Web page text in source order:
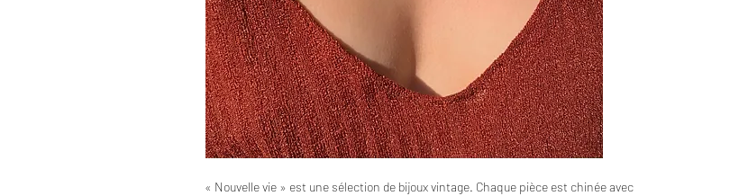
« Nouvelle vie » est une sélection de bijoux vintage. Chaque pièce est chinée avec